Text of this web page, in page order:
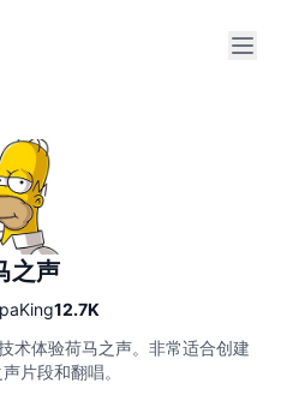
之声
12.7K
术体验荷马之声。非常适合创建
片段和翻唱。